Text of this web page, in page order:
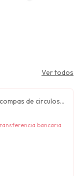
Ver todos
de circulos
taller
bancaria